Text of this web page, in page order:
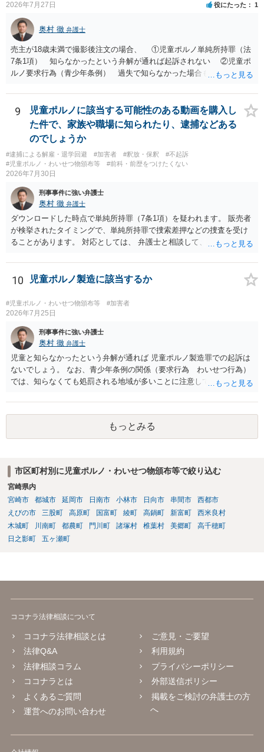
2026年7月27日 役にたった 1
奥村 徹 弁護士
売主が18歳未満で撮影後注文の場合、 ①児童ポルノ単純所持罪（法
7条1項） 知らなかったという弁解が通れば起訴されない ②児童ポ
ルノ要求行為（青少年条例） 過失で知らなかった場合も処罰される
ることになります。 対応としては、福祉犯罪に詳しい弁護士に相談
した上で 相手方の地域も知らない・年齢も知らなかったという弁
解 もう消したので持ってない という弁解を用意して、警察相談を
検討してください。
9
児童ポルノに該当する可能性のある動画を購入し
た件で、家族や職場に知られたり、逮捕などある
のでしょうか
#逮捕による解雇・退学回避 #加害者 #釈放・保釈
#不起訴
#児童ポルノ・わいせつ物頒布等
#前科・前歴をつけたくない
2026年7月30日
刑事事件に強い弁護士
奥村 徹 弁護士
ダウンロードした時点で単純所持罪（7条1項）を疑われます。 販売者
が検挙されたタイミングで、単純所持罪で捜索差押などの捜査を受け
ることがあります。 対応としては、 弁護士と相談して、 児童ポルノ
談しておく などが考えられます。
10 児童ポルノ製造に該当するか
#児童ポルノ・わいせつ物頒布等 #加害者
2026年7月25日
刑事事件に強い弁護士
奥村 徹 弁護士
児童と知らなかったという弁解が通れば 児童ポルノ製造罪での起訴は
ないでしょう。 なお、青少年条例の関係（要求行為 わいせつ行為）
では、知らなくても処罰される地域が多いことに注意してください
もっとみる
市区町村別に児童ポルノ・わいせつ物頒布等で絞り込む
宮崎県内
宮崎市
都城市 延岡市 日南市 小林市 日向市 串間市
西都市
えびの市
三股町 高原町 国富町 綾町 高鍋町 新富町
西米良村
木城町
川南町 都農町 門川町 諸塚村 椎葉村 美郷町
高千穂町
日之影町
五ヶ瀬町
ココナラ法律相談について
ココナラ法律相談とは
法律Q&A
法律相談コラム
ココナラとは
よくあるご質問
運営へのお問い合わせ
ご意見・ご要望
利用規約
プライバシーポリシー
外部送信ポリシー
掲載をご検討の弁護士の方
へ